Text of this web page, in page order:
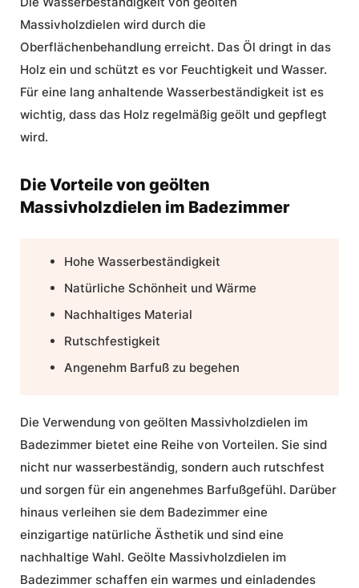
Massivholzdielen wird durch die
Oberflächenbehandlung erreicht. Das Öl dringt in das
Holz ein und schützt es vor Feuchtigkeit und Wasser.
Für eine lang anhaltende Wasserbeständigkeit ist es
wichtig, dass das Holz regelmäßig geölt und gepflegt
wird.
Die Vorteile von geölten
Massivholzdielen im Badezimmer
Hohe Wasserbeständigkeit
Natürliche Schönheit und Wärme
Nachhaltiges Material
Rutschfestigkeit
Angenehm Barfuß zu begehen
Die Verwendung von geölten Massivholzdielen im
Badezimmer bietet eine Reihe von Vorteilen. Sie sind
nicht nur wasserbeständig, sondern auch rutschfest
und sorgen für ein angenehmes Barfußgefühl. Darüber
hinaus verleihen sie dem Badezimmer eine
einzigartige natürliche Ästhetik und sind eine
nachhaltige Wahl. Geölte Massivholzdielen im
Badezimmer schaffen ein warmes und einladendes